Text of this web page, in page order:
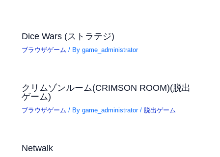
Dice Wars (ストラテジ)
ブラウザゲーム / Bygame_administrator
クリムゾンルーム(CRIMSON ROOM)(脱出
ゲーム)
ブラウザゲーム / Bygame_administrator/ 脱出ゲーム
Netwalk